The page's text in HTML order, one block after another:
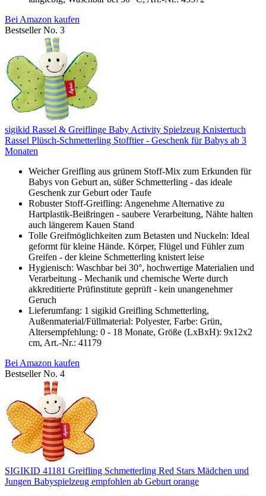
Bei Amazon kaufen
Bestseller No. 3
sigikid Rassel & Greiflinge Baby Activity Spielzeug Knistertuch
Rassel Plüsch-Schmetterling Stofftier - Geschenk für Babys ab 3
Monaten
Weicher Greifling aus grünem Stoff-Mix zum Erkunden für
Babys von Geburt an, süßer Schmetterling - das ideale
Geschenk zur Geburt oder Taufe
Robuster Stoff-Greifling: Angenehme Alternative zu
Hartplastik-Beißringen - saubere Verarbeitung, Nähte halten
auch längerem Kauen Stand
Tolle Greifmöglichkeiten zum Betasten und Nuckeln: Ideal
geformt für kleine Hände. Körper, Flügel und Fühler zum
Greifen - der kleine Schmetterling knistert leise
Hygienisch: Waschbar bei 30°, hochwertige Materialien und
Verarbeitung - Mechanik und chemische Werte durch
akkreditierte Prüfinstitute geprüft - kein unangenehmer
Geruch
Lieferumfang: 1 sigikid Greifling Schmetterling,
Außenmaterial/Füllmaterial: Polyester, Farbe: Grün,
Altersempfehlung: 0 - 18 Monate, Größe (LxBxH): 9x12x2
cm, Art.-Nr.: 41179
Bei Amazon kaufen
Bestseller No. 4
SIGIKID 41181 Greifling Schmetterling Red Stars Mädchen und
Jungen Babyspielzeug empfohlen ab Geburt orange